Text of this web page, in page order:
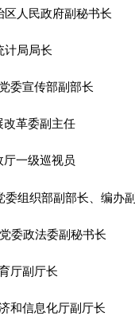
人民政府副秘书长
计局局长
传部副部长
委副主任
级巡视员
织部副部长、编办
委副秘书长
副厅长
息化厅副厅长